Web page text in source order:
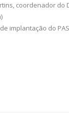
coordenador
implantação do